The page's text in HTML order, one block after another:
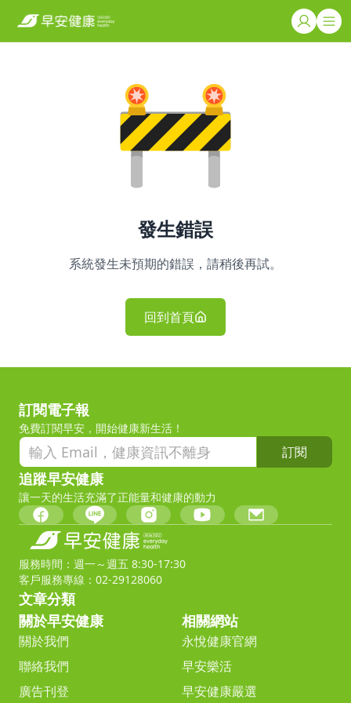
發生錯誤
系統發生未預期的錯誤，請稍後再試。
回到首頁
訂閱電子報
免費訂閱早安，開始健康新生活！
訂閱
追蹤早安健康
讓一天的生活充滿了正能量和健康的動力
服務時間：週一～週五 8:30-17:30
客戶服務專線：02-29128060
文章分類
關於早安健康
關於我們
聯絡我們
廣告刊登
相關網站
永悅健康官網
早安樂活
早安健康嚴選